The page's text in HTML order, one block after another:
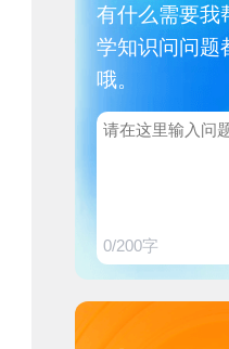
有什么需要我
学知识问问题
哦。
0/200字